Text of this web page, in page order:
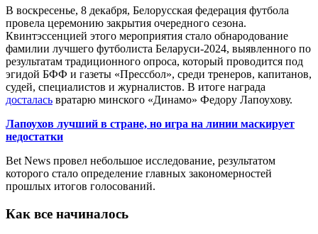
В воскресенье, 8 декабря, Белорусская федерация футбола
провела церемонию закрытия очередного сезона.
Квинтэссенцией этого мероприятия стало обнародование
фамилии лучшего футболиста Беларуси-2024, выявленного по
результатам традиционного опроса, который проводится под
эгидой БФФ и газеты «Прессбол», среди тренеров, капитанов,
судей, специалистов и журналистов. В итоге награда
досталась вратарю минского «Динамо» Федору Лапоухову.
Лапоухов лучший в стране, но игра на линии маскирует
недостатки
Bet News провел небольшое исследование, результатом
которого стало определение главных закономерностей
прошлых итогов голосований.
Как все начиналось